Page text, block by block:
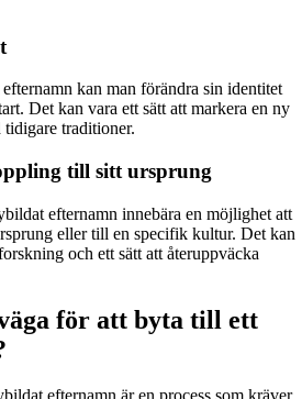
kan man förändra sin identitet
Det kan vara ett sätt att markera en ny
traditioner.
till sitt ursprung
efternamn innebära en möjlighet att
eller till en specifik kultur. Det kan
och ett sätt att återuppväcka
för att byta till ett